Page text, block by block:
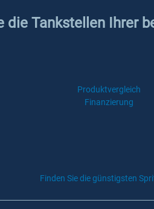
die Tankstellen Ihrer
Produktvergleich
Finanzierung
Finden Sie die günstigsten